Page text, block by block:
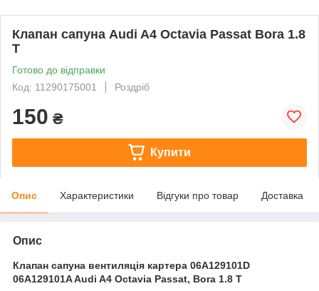
Клапан сапуна Audi A4 Octavia Passat Bora 1.8
T
Готово до відправки
Код: 11290175001
Роздріб
150 ₴
Купити
Опис Характеристики Відгуки про товар Доставка
Опис
Клапан сапуна вентиляція картера 06A129101D
06A129101A Audi A4 Octavia Passat, Bora 1.8 T